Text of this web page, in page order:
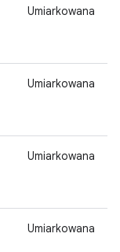
Umiarkowana
Umiarkowana
Umiarkowana
Umiarkowana